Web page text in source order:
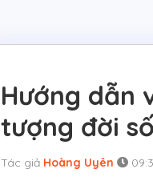
Hướng dẫn
tượng đời
Tác giả Hoàng Uyên